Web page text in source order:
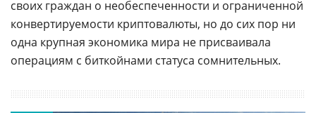
своих граждан о необеспеченности и ограниченной
конвертируемости криптовалюты, но до сих пор ни
одна крупная экономика мира не присваивала
операциям с биткойнами статуса сомнительных.